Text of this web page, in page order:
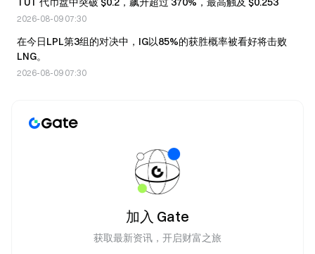
2026-08-09 07:30
在今日LPL第3组的对决中，IG以85%的获胜概率被看好将击败
LNG。
2026-08-09 07:30
加入 Gate
获取最新资讯，开启财富之旅